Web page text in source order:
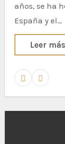
años, se ha
España y el…
Leer más